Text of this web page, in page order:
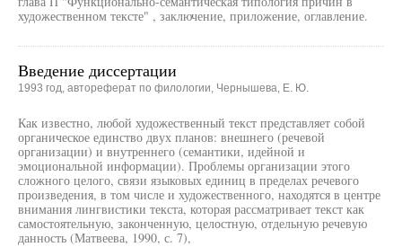
художественном тексте" , заключение, приложение, оглавление.
Введение диссертации
1993 год, автореферат по филологии, Чернышева, Е. Ю.
Как известно, любой художественный текст представляет собой
органическое единство двух планов: внешнего (речевой
организации) и внутреннего (семантики, идейной и
эмоциональной информации). Проблемы организации этого
сложного целого, связи языковых единиц в пределах речевого
произведения, в том числе и художественного, находятся в центре
внимания лингвистики текста, которая рассматривает текст как
самостоятельную, законченную, целостную, отдельную речевую
данность (Матвеева, 1990, с. 7),